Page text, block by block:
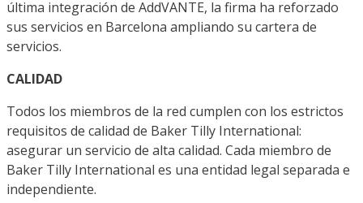
última integración de AddVANTE, la firma ha reforzado
sus servicios en Barcelona ampliando su cartera de
servicios.
CALIDAD
Todos los miembros de la red cumplen con los estrictos
requisitos de calidad de Baker Tilly International:
asegurar un servicio de alta calidad. Cada miembro de
Baker Tilly International es una entidad legal separada e
independiente.